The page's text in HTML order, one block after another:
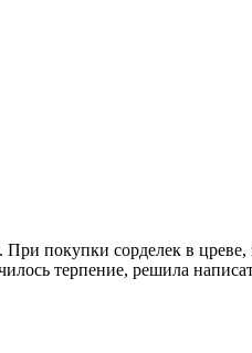
покупки сорделек в
терпение, решила